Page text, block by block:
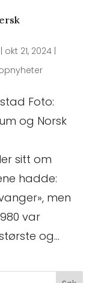
okt 21, 2024|
Foto:
og Norsk
sitt om
hadde:
men
var
og...